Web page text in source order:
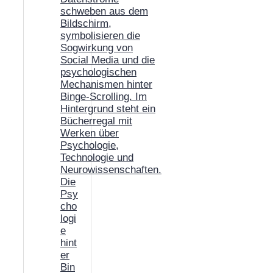
Die
Psy
cho
logi
e
hint
er
Bin